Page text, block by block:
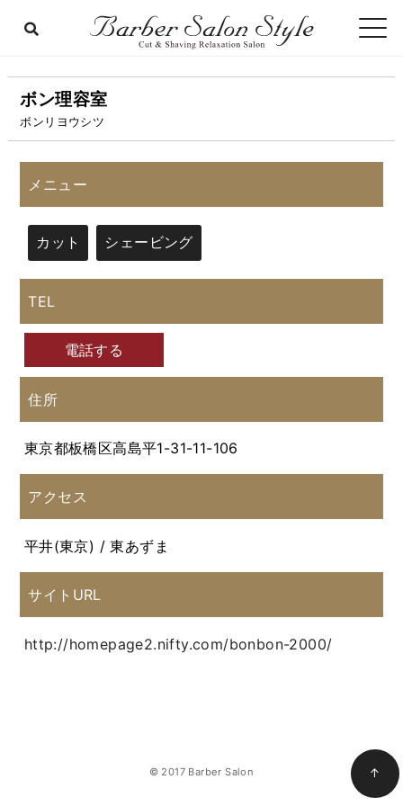
ボン理容室
ボンリヨウシツ
メニュー
カット シェービング
TEL
電話する
住所
東京都板橋区高島平1-31-11-106
アクセス
平井(東京) / 東あずま
サイトURL
http://homepage2.nifty.com/bonbon-2000/
© 2017 Barber Salon ↑